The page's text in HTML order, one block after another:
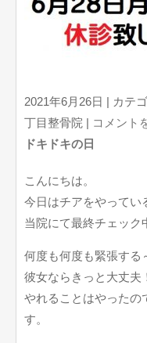
2021年6月26日 | カテ
丁目整骨院 | コメント
ドキドキの日
こんにちは。
今日はチアをやってい
当院にて最終チェック
何度も何度も緊張する
彼女ならきっと大丈夫
やれることはやったの
す。